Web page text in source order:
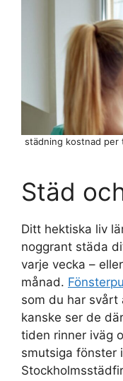
städning kostnad per
Städ
Ditt hektiska liv
noggrant städa
varje vecka –
månad.
som du har
kanske ser de
tiden rinner iväg
smutsiga fönster